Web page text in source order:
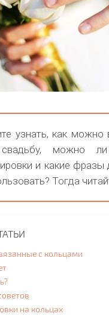
узнать, как можно
можно ли
и какие
Тогда
с кольцами
на кольцах